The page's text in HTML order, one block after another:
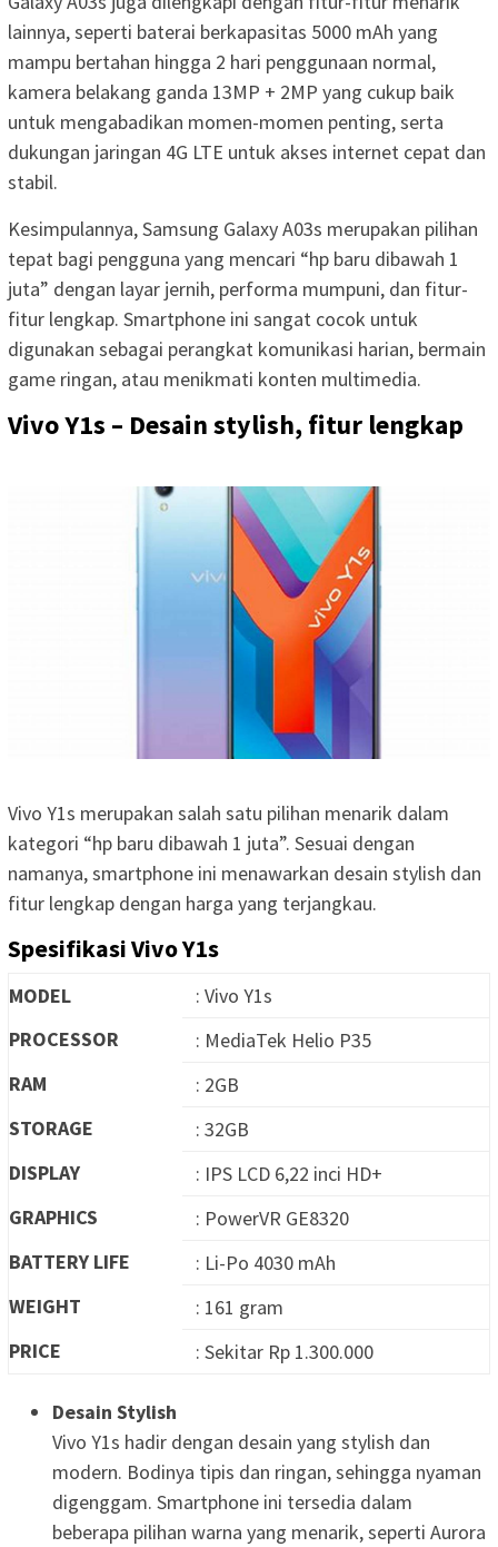
lainnya, seperti baterai berkapasitas 5000 mAh yang
mampu bertahan hingga 2 hari penggunaan normal,
kamera belakang ganda 13MP + 2MP yang cukup baik
untuk mengabadikan momen-momen penting, serta
dukungan jaringan 4G LTE untuk akses internet cepat dan
stabil.
Kesimpulannya, Samsung Galaxy A03s merupakan pilihan
tepat bagi pengguna yang mencari “hp baru dibawah 1
juta” dengan layar jernih, performa mumpuni, dan fitur-
fitur lengkap. Smartphone ini sangat cocok untuk
digunakan sebagai perangkat komunikasi harian, bermain
game ringan, atau menikmati konten multimedia.
Vivo Y1s – Desain stylish, fitur lengkap
Vivo Y1s merupakan salah satu pilihan menarik dalam
kategori “hp baru dibawah 1 juta”. Sesuai dengan
namanya, smartphone ini menawarkan desain stylish dan
fitur lengkap dengan harga yang terjangkau.
Spesifikasi Vivo Y1s
MODEL
: Vivo Y1s
PROCESSOR
: MediaTek Helio P35
RAM
: 2GB
STORAGE
: 32GB
DISPLAY
: IPS LCD 6,22 inci HD+
GRAPHICS
: PowerVR GE8320
BATTERY LIFE
: Li-Po 4030 mAh
WEIGHT
: 161 gram
PRICE
: Sekitar Rp 1.300.000
Desain Stylish
Vivo Y1s hadir dengan desain yang stylish dan
modern. Bodinya tipis dan ringan, sehingga nyaman
digenggam. Smartphone ini tersedia dalam
beberapa pilihan warna yang menarik, seperti Aurora